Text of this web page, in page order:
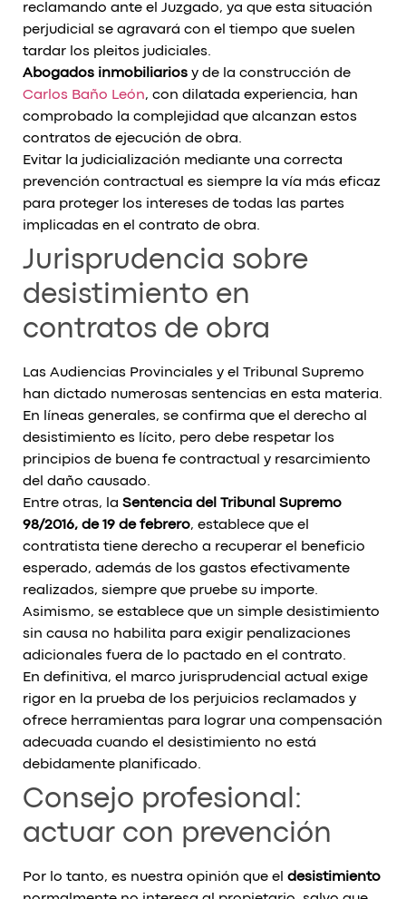
reclamando ante el Juzgado, ya que esta situación
perjudicial se agravará con el tiempo que suelen
tardar los pleitos judiciales.
Abogados inmobiliarios y de la construcción de
Carlos Baño León, con dilatada experiencia, han
comprobado la complejidad que alcanzan estos
contratos de ejecución de obra.
Evitar la judicialización mediante una correcta
prevención contractual es siempre la vía más eficaz
para proteger los intereses de todas las partes
implicadas en el contrato de obra.
Jurisprudencia sobre
desistimiento en
contratos de obra
Las Audiencias Provinciales y el Tribunal Supremo
han dictado numerosas sentencias en esta materia.
En líneas generales, se confirma que el derecho al
desistimiento es lícito, pero debe respetar los
principios de buena fe contractual y resarcimiento
del daño causado.
Entre otras, la Sentencia del Tribunal Supremo
98/2016, de 19 de febrero, establece que el
contratista tiene derecho a recuperar el beneficio
esperado, además de los gastos efectivamente
realizados, siempre que pruebe su importe.
Asimismo, se establece que un simple desistimiento
sin causa no habilita para exigir penalizaciones
adicionales fuera de lo pactado en el contrato.
En definitiva, el marco jurisprudencial actual exige
rigor en la prueba de los perjuicios reclamados y
ofrece herramientas para lograr una compensación
adecuada cuando el desistimiento no está
debidamente planificado.
Consejo profesional:
actuar con prevención
Por lo tanto, es nuestra opinión que el desistimiento